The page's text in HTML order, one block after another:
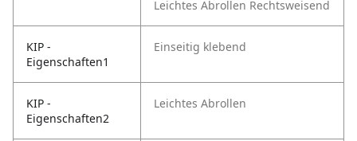
Leichtes Abrollen Rechtsweisend
KIP -
Eigenschaften1
Einseitig klebend
KIP -
Eigenschaften2
Leichtes Abrollen